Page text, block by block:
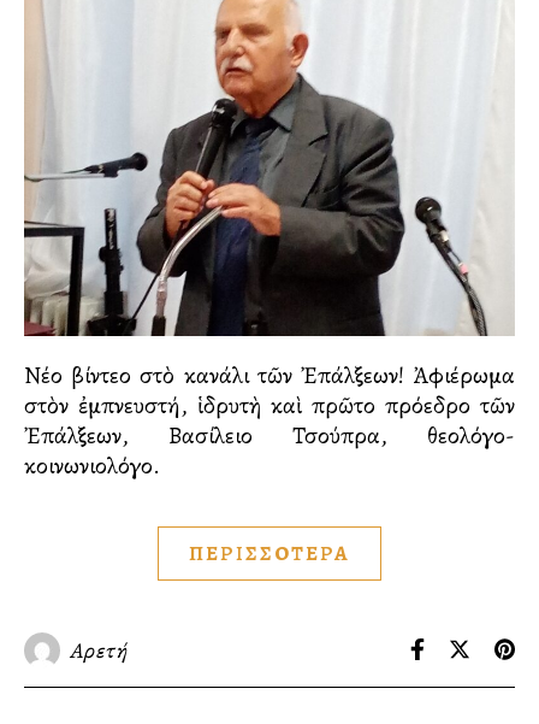
Νέο βίντεο στὸ κανάλι τῶν Ἐπάλξεων! Ἀφιέρωμα
στὸν ἐμπνευστή, ἱδρυτὴ καὶ πρῶτο πρόεδρο τῶν
Ἐπάλξεων, Βασίλειο Τσούπρα, θεολόγο-
κοινωνιολόγο.
ΠΕΡΙΣΣΟΤΕΡΑ
Αρετή